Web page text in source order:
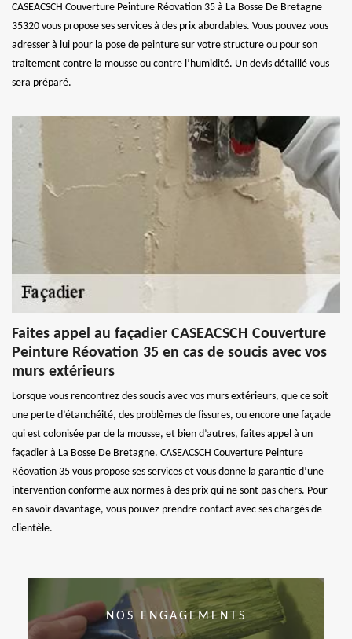
CASEACSCH Couverture Peinture Réovation 35 à La Bosse De Bretagne
35320 vous propose ses services à des prix abordables. Vous pouvez vous
adresser à lui pour la pose de peinture sur votre structure ou pour son
traitement contre la mousse ou contre l’humidité. Un devis détaillé vous
sera préparé.
Faites appel au façadier CASEACSCH Couverture
Peinture Réovation 35 en cas de soucis avec vos
murs extérieurs
Lorsque vous rencontrez des soucis avec vos murs extérieurs, que ce soit
une perte d’étanchéité, des problèmes de fissures, ou encore une façade
qui est colonisée par de la mousse, et bien d’autres, faites appel à un
façadier à La Bosse De Bretagne. CASEACSCH Couverture Peinture
Réovation 35 vous propose ses services et vous donne la garantie d’une
intervention conforme aux normes à des prix qui ne sont pas chers. Pour
en savoir davantage, vous pouvez prendre contact avec ses chargés de
clientèle.
NOS ENGAGEMENTS